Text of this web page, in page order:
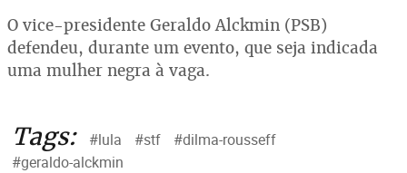
O vice-presidente Geraldo Alckmin (PSB)
defendeu, durante um evento, que seja indicada
uma mulher negra à vaga.
Tags: #lula #stf
#dilma-rousseff
#geraldo-alckmin